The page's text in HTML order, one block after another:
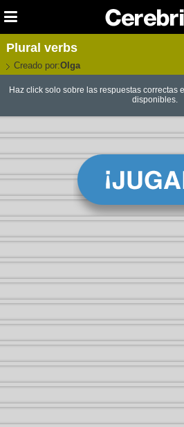
Plural verbs
Creado por:Olga
Haz click solo sobre las respuestas correctas
disponibles.